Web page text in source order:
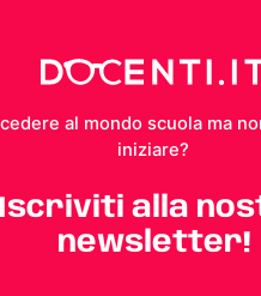
al mondo scuola ma
iniziare?
Iscriviti alla
newsletter!